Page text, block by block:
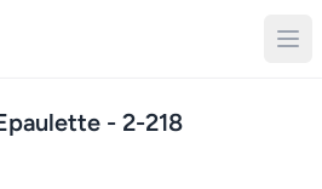
- 2-218